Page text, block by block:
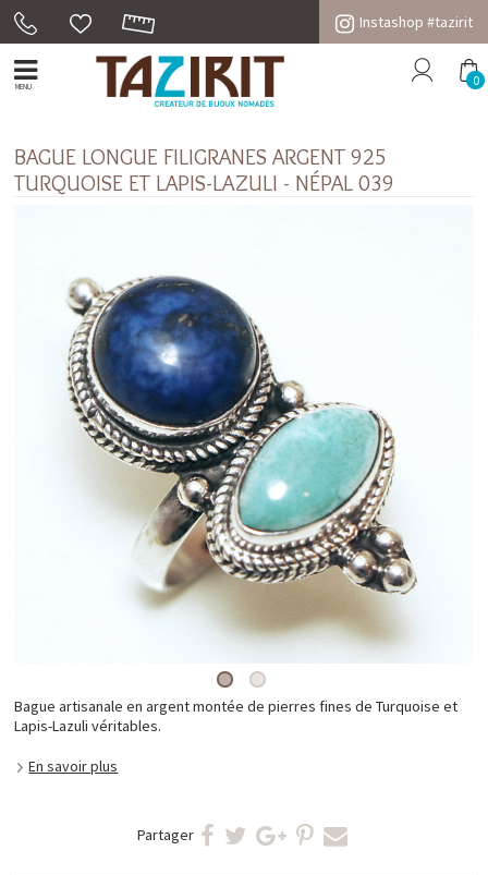
Instashop #tazirit
MENU 0
BAGUE LONGUE FILIGRANES ARGENT 925
TURQUOISE ET LAPIS-LAZULI - NÉPAL 039
Bague artisanale en argent montée de pierres fines de Turquoise et
Lapis-Lazuli véritables.
En savoir plus
Partager